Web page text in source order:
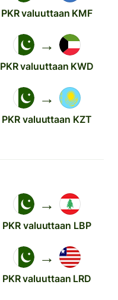
PKR valuuttaan KMF
→
PKR valuuttaan KWD
→
PKR valuuttaan KZT
→
PKR valuuttaan LBP
→
PKR valuuttaan LRD